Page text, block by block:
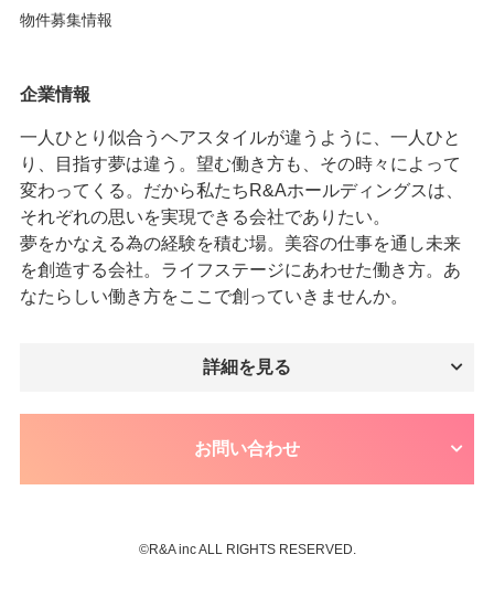
物件募集情報
企業情報
一人ひとり似合うヘアスタイルが違うように、一人ひと
り、目指す夢は違う。望む働き方も、その時々によって
変わってくる。だから私たちR&Aホールディングスは、
それぞれの思いを実現できる会社でありたい。
夢をかなえる為の経験を積む場。美容の仕事を通し未来
を創造する会社。ライフステージにあわせた働き方。あ
なたらしい働き方をここで創っていきませんか。
詳細を見る
お問い合わせ
©︎R&A inc ALL RIGHTS RESERVED.